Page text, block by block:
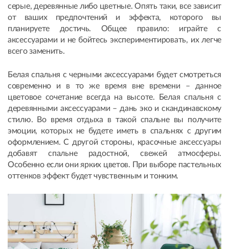
серые, деревянные либо цветные. Опять таки, все зависит
от ваших предпочтений и эффекта, которого вы
планируете достичь. Общее правило: играйте с
аксессуарами и не бойтесь экспериментировать, их легче
всего заменить.
Белая спальня с черными аксессуарами будет смотреться
современно и в то же время вне времени – данное
цветовое сочетание всегда на высоте. Белая спальня с
деревянными аксессуарами – дань эко и скандинавскому
стилю. Во время отдыха в такой спальне вы получите
эмоции, которых не будете иметь в спальнях с другим
оформлением. С другой стороны, красочные аксессуары
добавят спальне радостной, свежей атмосферы.
Особенно если они ярких цветов. При выборе пастельных
оттенков эффект будет чувственным и тонким.